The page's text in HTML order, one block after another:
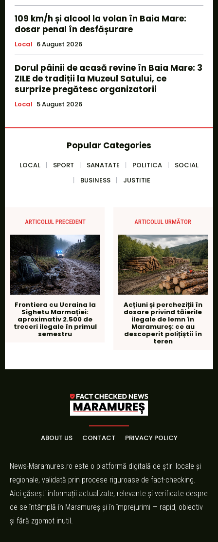
109 km/h și alcool la volan în Baia Mare:
dosar penal în desfășurare
Local 6 August 2026
Dorul pâinii de acasă revine în Baia Mare: 3
ZILE de tradiții la Muzeul Satului, ce
surprize pregătesc organizatorii
Local 5 August 2026
Popular Categories
LOCAL SPORT SANATATE POLITICA
SOCIAL
BUSINESS
JUSTITIE
ARTICOLUL PRECEDENT
Frontiera cu Ucraina la
Sighetu Marmației:
aproximativ 2.500 de
treceri ilegale în primul
semestru
ARTICOLUL URMĂTOR
Acțiuni și percheziții în
dosare privind tăierile
ilegale de lemn în
Maramureș: ce au
descoperit polițiștii în
teren
ABOUT US CONTACT PRIVACY POLICY
News-Maramures.ro este o platformă digitală de știri locale și
regionale, validată prin procese riguroase de fact-checking.
Aici găsești informații actualizate, relevante și verificate despre
ce se întâmplă în Maramureș și în împrejurimi — rapid, obiectiv
și fără zgomot inutil.